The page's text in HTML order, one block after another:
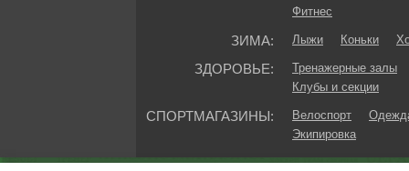
Фитнес
ЗИМА: Лыжи Коньки
ЗДОРОВЬЕ:
Тренажерные залы
Клубы и секции
СПОРТМАГАЗИНЫ: Велоспорт
Экипировка